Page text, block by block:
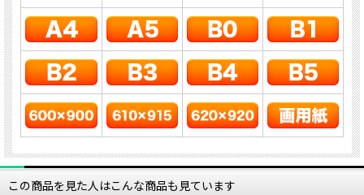
この商品を見た人はこんな商品も見ています